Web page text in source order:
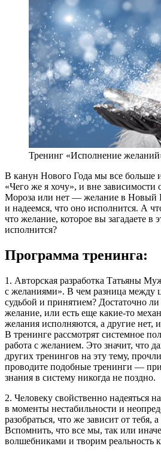
Тренинг «Исполнение
В канун Нового Года мы все больше
«Чего же я хочу», и вне
Мороза или нет — желание в Новый
и надеемся, что оно исполнится. А
что желание, которое вы загадаете в
исполнится?
Программа тренинга:
1. Авторская разработка Татьяны
с желаниями». В чем разница между
судьбой и принятием? Достаточно ли
желание, или есть еще какие-то
желания исполняются, а другие нет,
В тренинге рассмотрят системное
работа с желанием. Это значит, что
других тренингов на эту тему,
проводите подобные тренинги —
знания в систему никогда не поздно.
2. Человеку свойственно надеяться
в моменты нестабильности и
разобраться, что же зависит от тебя,
Вспомнить, что все мы, так или
волшебниками и творим реальность